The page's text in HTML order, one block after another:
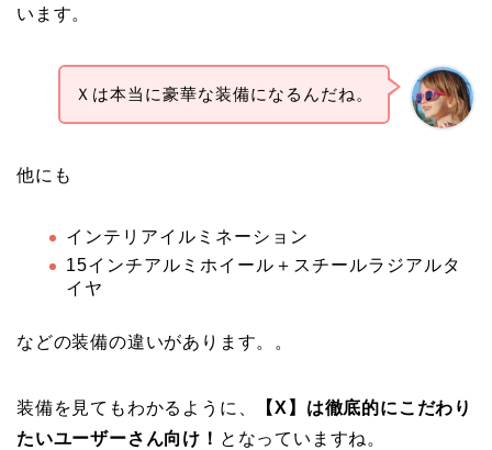
います。
Ｘは本当に豪華な装備になるんだね。
他にも
インテリアイルミネーション
15インチアルミホイール＋スチールラジアルタ
イヤ
などの装備の違いがあります。。
装備を見てもわかるように、
【X】は徹底的にこだわり
たいユーザーさん向け！ となっていますね。